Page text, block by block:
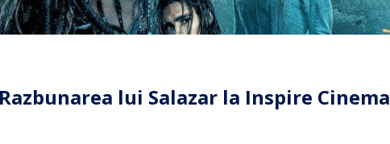
lui Salazar la Inspire Cinema